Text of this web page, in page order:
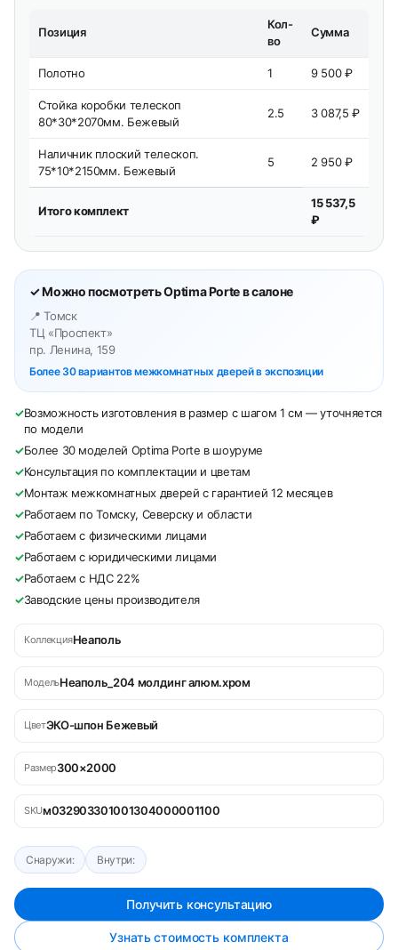
Позиция
Кол-
во
Сумма
Полотно 1 9 500 ₽
Стойка коробки телескоп
80*30*2070мм. Бежевый
2.5 3 087,5 ₽
Наличник плоский телескоп.
75*10*2150мм. Бежевый
5 2 950 ₽
Итого комплект
15 537,5
₽
✓ Можно посмотреть Optima Porte в салоне
📍 Томск
ТЦ «Проспект»
пр. Ленина, 159
Более 30 вариантов межкомнатных дверей в экспозиции
✓Возможность изготовления в размер с шагом 1 см — уточняется
по модели
✓Более 30 моделей Optima Porte в шоуруме
✓Консультация по комплектации и цветам
✓Монтаж межкомнатных дверей с гарантией 12 месяцев
✓Работаем по Томску, Северску и области
✓Работаем с физическими лицами
✓Работаем с юридическими лицами
✓Работаем с НДС 22%
✓Заводские цены производителя
КоллекцияНеаполь
МодельНеаполь_204 молдинг алюм.хром
ЦветЭКО-шпон Бежевый
Размер300×2000
SKUм032903301001304000001100
Снаружи: Внутри:
Получить консультацию
Узнать стоимость комплекта